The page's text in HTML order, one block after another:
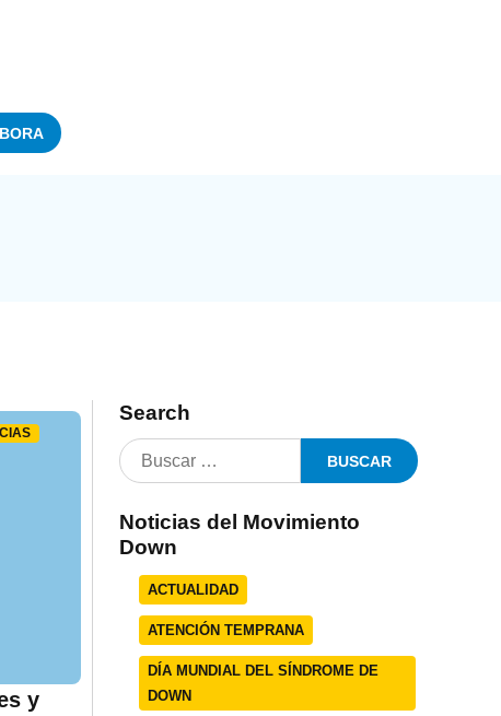
y
Search
Noticias del Movimiento
Down
ACTUALIDAD
ATENCIÓN TEMPRANA
DÍA MUNDIAL DEL SÍNDROME DE
DOWN